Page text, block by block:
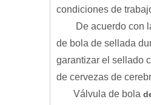
condiciones de
De acuerdo con
de bola de sellada
garantizar el sellado
de cervezas de
Válvula de bola